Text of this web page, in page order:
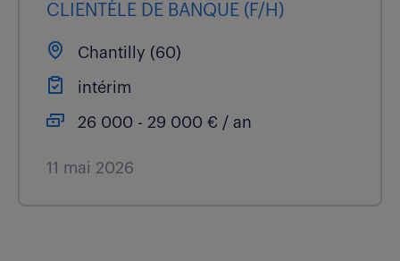
CLIENTÈLE DE BANQUE (F/H)
Chantilly (60)
intérim
26 000 - 29 000 € / an
11 mai 2026